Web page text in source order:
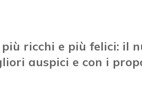
ricchi e più felici: il
auspici e con i